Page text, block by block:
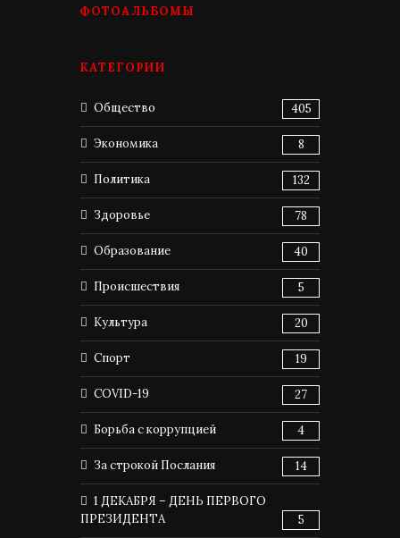
ФОТОАЛЬБОМЫ
КАТЕГОРИИ
Общество 405
Экономика 8
Политика 132
Здоровье 78
Образование 40
Происшествия 5
Культура 20
Спорт 19
COVID-19 27
Борьба с коррупцией 4
За строкой Послания 14
1 ДЕКАБРЯ – ДЕНЬ ПЕРВОГО
ПРЕЗИДЕНТА
5